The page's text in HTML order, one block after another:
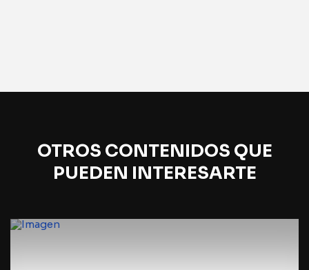
OTROS CONTENIDOS QUE
PUEDEN INTERESARTE